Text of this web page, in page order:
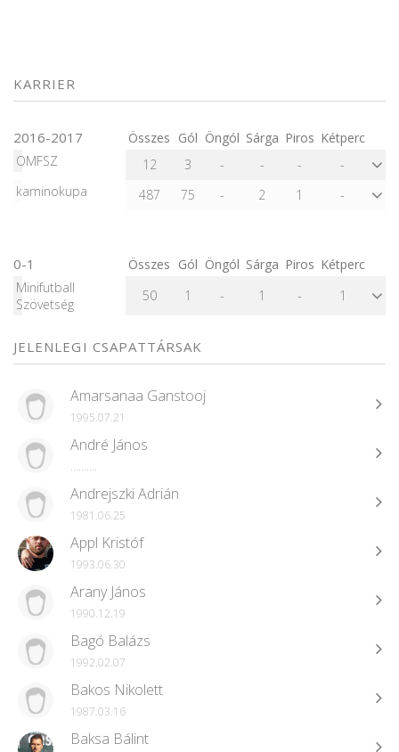
KARRIER
2016-2017 Összes Gól Öngól Sárga Piros Kétperc
OMFSZ
12 3 - - -
-
kaminokupa
487 75 - 2 1 -
0-1 Összes Gól Öngól Sárga Piros Kétperc
Minifutball
Szövetség
50 1 - 1 - 1
JELENLEGI CSAPATTÁRSAK
Amarsanaa Ganstooj
1995.07.21
André János
..........
Andrejszki Adrián
1981.06.25
Appl Kristóf
1993.06.30
Arany János
1990.12.19
Bagó Balázs
1992.02.07
Bakos Nikolett
1987.03.16
Baksa Bálint